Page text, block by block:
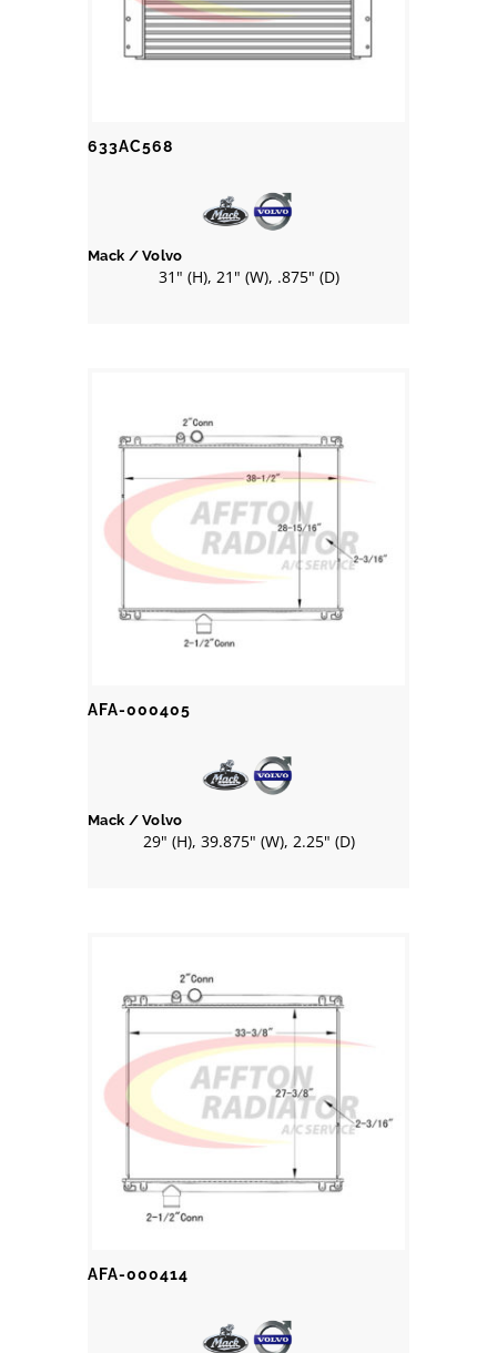
633AC568
Mack / Volvo
31" (H), 21" (W), .875" (D)
AFA-000405
Mack / Volvo
29" (H), 39.875" (W), 2.25" (D)
AFA-000414